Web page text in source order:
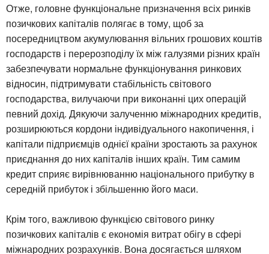
Отже, головне функціональне призначення всіх ринків
позичкових капіталів полягає в тому, щоб за
посередництвом акумулювання вільних грошових коштів
господарств і перерозподілу їх між галузями різних країн
забезпечувати нормальне функціонування ринкових
відносин, підтримувати стабільність світового
господарства, вилучаючи при виконанні цих операцій
певний дохід. Дякуючи залученню міжнародних кредитів,
розширюються кордони індивідуального накопичення, і
капітали підприємців однієї країни зростають за рахунок
приєднання до них капіталів інших країн. Тим самим
кредит сприяє вирівнюванню національного прибутку в
середній прибуток і збільшенню його маси.
Крім того, важливою функцією світового ринку
позичкових капіталів є економія витрат обігу в сфері
міжнародних розрахунків. Вона досягається шляхом